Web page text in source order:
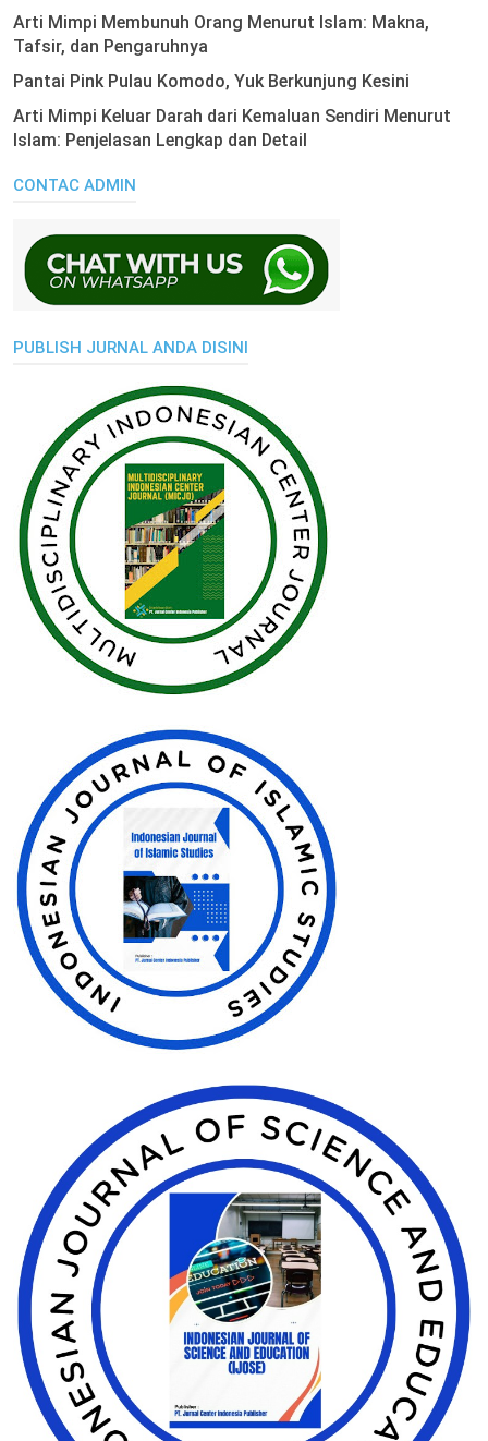
Arti Mimpi Membunuh Orang Menurut Islam: Makna,
Tafsir, dan Pengaruhnya
Pantai Pink Pulau Komodo, Yuk Berkunjung Kesini
Arti Mimpi Keluar Darah dari Kemaluan Sendiri Menurut
Islam: Penjelasan Lengkap dan Detail
CONTAC ADMIN
PUBLISH JURNAL ANDA DISINI